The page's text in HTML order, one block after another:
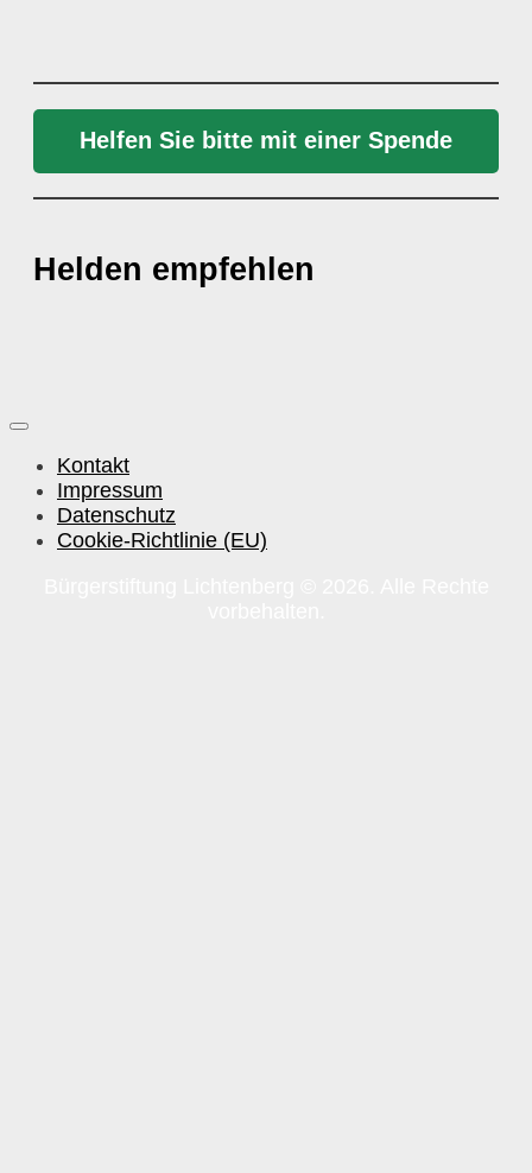
Helfen Sie bitte mit einer Spende
Helden empfehlen
Kontakt
Impressum
Datenschutz
Cookie-Richtlinie (EU)